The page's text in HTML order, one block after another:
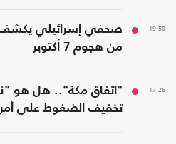
19:58
صحفي إسرائيلي يكشف
من هجوم 7 أكتوبر
17:26
"اتفاق مكة".. هل هو
تخفيف الضغوط على